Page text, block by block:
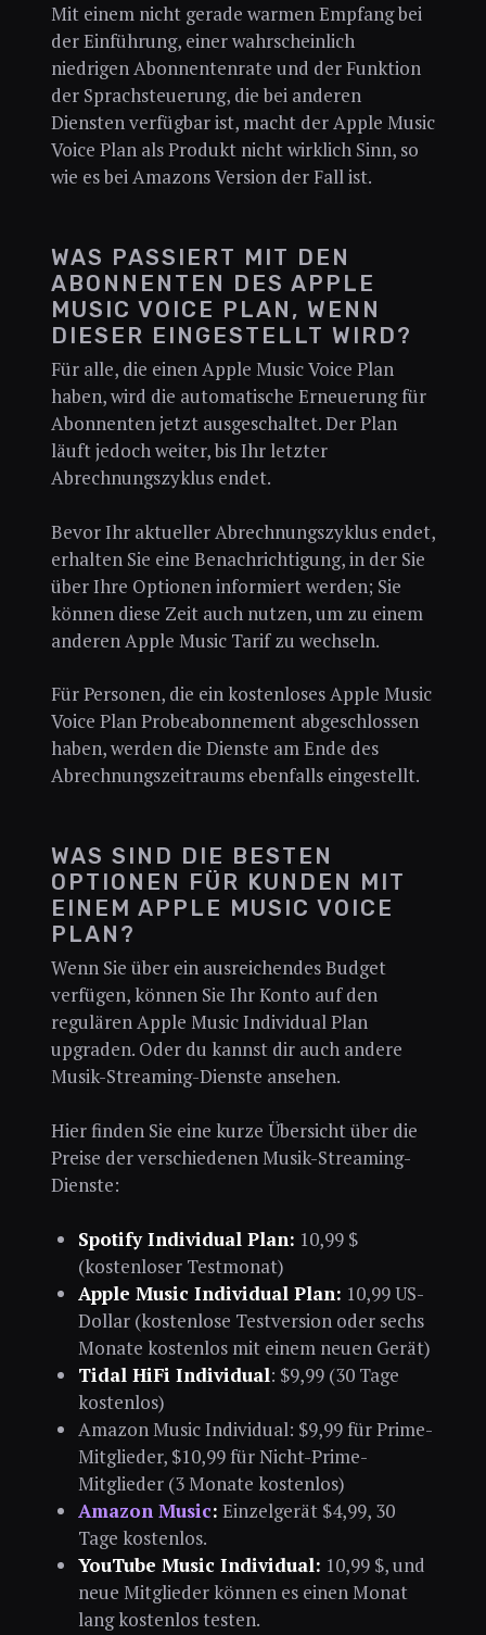
Mit einem nicht gerade warmen Empfang bei
der Einführung, einer wahrscheinlich
niedrigen Abonnentenrate und der Funktion
der Sprachsteuerung, die bei anderen
Diensten verfügbar ist, macht der Apple Music
Voice Plan als Produkt nicht wirklich Sinn, so
wie es bei Amazons Version der Fall ist.
WAS PASSIERT MIT DEN
ABONNENTEN DES APPLE
MUSIC VOICE PLAN, WENN
DIESER EINGESTELLT WIRD?
Für alle, die einen Apple Music Voice Plan
haben, wird die automatische Erneuerung für
Abonnenten jetzt ausgeschaltet. Der Plan
läuft jedoch weiter, bis Ihr letzter
Abrechnungszyklus endet.
Bevor Ihr aktueller Abrechnungszyklus endet,
erhalten Sie eine Benachrichtigung, in der Sie
über Ihre Optionen informiert werden; Sie
können diese Zeit auch nutzen, um zu einem
anderen Apple Music Tarif zu wechseln.
Für Personen, die ein kostenloses Apple Music
Voice Plan Probeabonnement abgeschlossen
haben, werden die Dienste am Ende des
Abrechnungszeitraums ebenfalls eingestellt.
WAS SIND DIE BESTEN
OPTIONEN FÜR KUNDEN MIT
EINEM APPLE MUSIC VOICE
PLAN?
Wenn Sie über ein ausreichendes Budget
verfügen, können Sie Ihr Konto auf den
regulären Apple Music Individual Plan
upgraden. Oder du kannst dir auch andere
Musik-Streaming-Dienste ansehen.
Hier finden Sie eine kurze Übersicht über die
Preise der verschiedenen Musik-Streaming-
Dienste:
Spotify Individual Plan: 10,99 $
(kostenloser Testmonat)
Apple Music Individual Plan: 10,99 US-
Dollar (kostenlose Testversion oder sechs
Monate kostenlos mit einem neuen Gerät)
Tidal HiFi Individual: $9,99 (30 Tage
kostenlos)
Amazon Music Individual: $9,99 für Prime-
Mitglieder, $10,99 für Nicht-Prime-
Mitglieder (3 Monate kostenlos)
Amazon Music: Einzelgerät $4,99, 30
Tage kostenlos.
YouTube Music Individual: 10,99 $, und
neue Mitglieder können es einen Monat
lang kostenlos testen.